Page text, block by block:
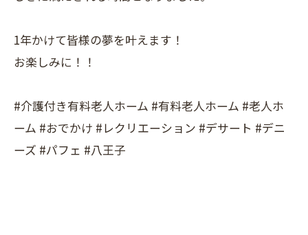
1年かけて皆様の夢を叶えます！
お楽しみに！！
#介護付き有料老人ホーム #有料老人ホーム #老人ホ
ーム #おでかけ #レクリエーション #デサート #デニ
ーズ #パフェ #八王子